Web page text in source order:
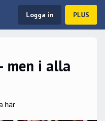
Logga in PLUS
men i alla
här